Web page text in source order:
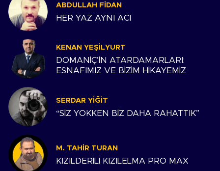
ABDULLAH FIDAN
HER YAZ AYNI ACI
KENAN YEŞILYURT
DOMANİÇ’İN ATARDAMARLARI:
ESNAFIMIZ VE BİZİM HİKAYEMİZ
SERDAR YIĞIT
“SİZ YOKKEN BİZ DAHA RAHATTIK”
M. TAHIR TURAN
KIZILDERİLİ KIZILELMA PRO MAX